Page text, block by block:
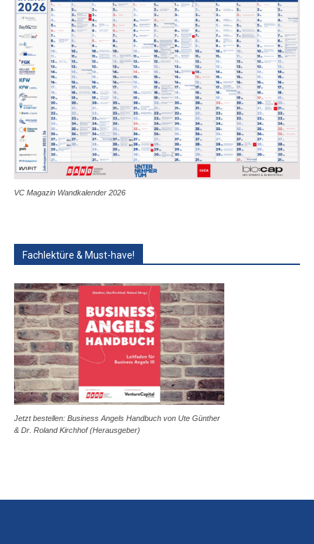
VC Magazin Wandkalender 2026
Fachlektüre & Must-have!
Jetzt bestellen: Business Angels Handbuch von Ute Günther
& Dr. Roland Kirchhof (Herausgeber)